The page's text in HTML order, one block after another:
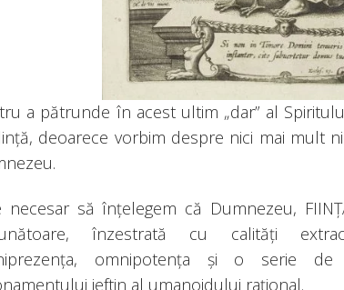
a pătrunde în acest ultim „dar” al
deoarece vorbim despre nici mai mult
necesar să înțelegem că Dumnezeu,
înzestrată cu calități
omnipotența și o serie de
ieftin al umanoidului rațional.